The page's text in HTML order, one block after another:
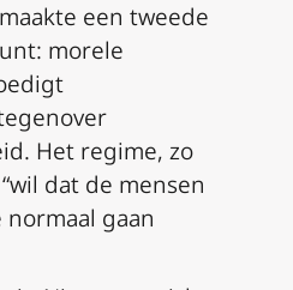
een tweede
morele
Het regime, zo
dat de mensen
gaan